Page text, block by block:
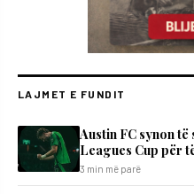
LAJMET E FUNDIT
Austin FC synon
Leagues Cup për
3 min më parë